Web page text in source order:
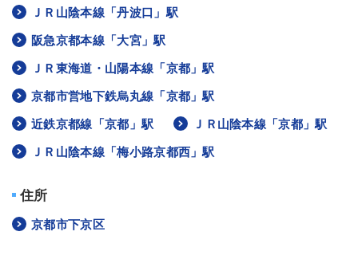
ＪＲ山陰本線「丹波口」駅
阪急京都本線「大宮」駅
ＪＲ東海道・山陽本線「京都」駅
京都市営地下鉄烏丸線「京都」駅
近鉄京都線「京都」駅 ＪＲ山陰本線「京都」駅
ＪＲ山陰本線「梅小路京都西」駅
住所
京都市下京区